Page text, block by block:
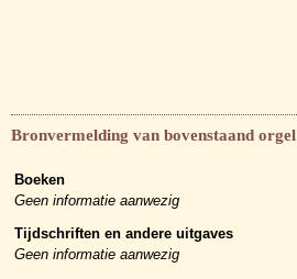
Bronvermelding van bovenstaand orgel
Boeken
Geen informatie aanwezig
Tijdschriften en andere uitgaves
Geen informatie aanwezig